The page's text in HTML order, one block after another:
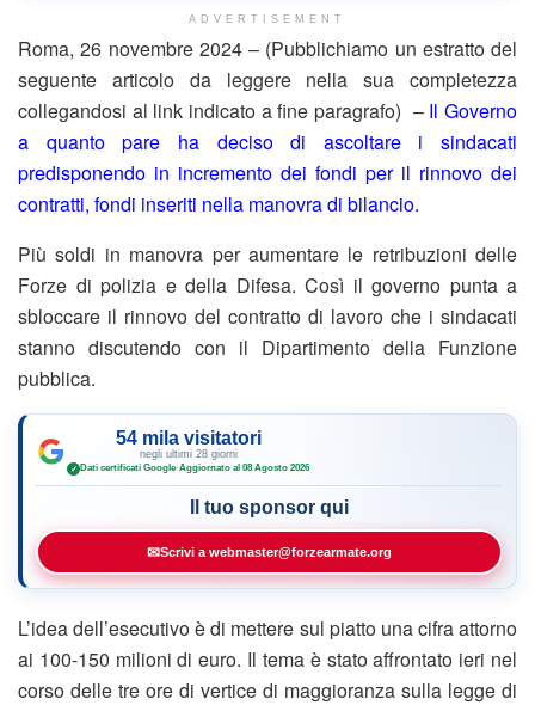
ADVERTISEMENT
Roma, 26 novembre 2024 – (Pubblichiamo un estratto del
seguente articolo da leggere nella sua completezza
collegandosi al link indicato a fine paragrafo) – Il Governo
a quanto pare ha deciso di ascoltare i sindacati
predisponendo in incremento dei fondi per il rinnovo dei
contratti, fondi inseriti nella manovra di bilancio.
Più soldi in manovra per aumentare le retribuzioni delle
Forze di polizia e della Difesa. Così il governo punta a
sbloccare il rinnovo del contratto di lavoro che i sindacati
stanno discutendo con il Dipartimento della Funzione
pubblica.
54 mila visitatori
negli ultimi 28 giorni
✓ Dati certificati Google·Aggiornato al 08 Agosto 2026
Il tuo sponsor qui
✉Scrivi a webmaster@forzearmate.org
L’idea dell’esecutivo è di mettere sul piatto una cifra attorno
ai 100-150 milioni di euro. Il tema è stato affrontato ieri nel
corso delle tre ore di vertice di maggioranza sulla legge di